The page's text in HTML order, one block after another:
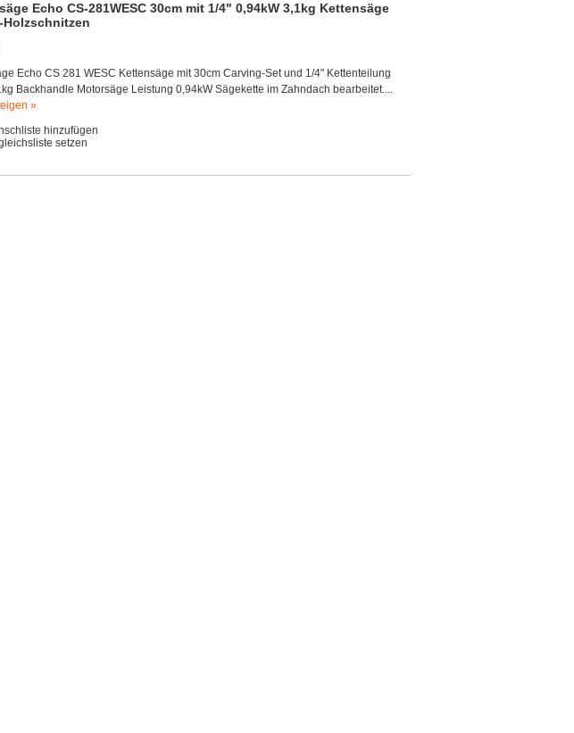
Echo CS-281WESC 30cm mit 1/4" 0,94kW 3,1kg Kettensäge
Holzschnitzen
Echo CS 281 WESC Kettensäge mit 30cm Carving-Set und 1/4" Kettenteilung
Backhandle Motorsäge Leistung 0,94kW Sägekette im Zahndach bearbeitet....
»
hinzufügen
setzen